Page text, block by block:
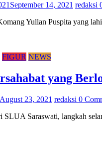
September 14, 2021 redaksi
Yullan Puspita yang
FIGUR NEWS
yang
August 23, 2021 redaksi 0
SLUA Saraswati, langkah